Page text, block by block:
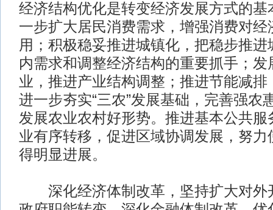
经济结构优化是转变经济发展方式的基
一步扩大居民消费需求，增强消费对经
用；积极稳妥推进城镇化，把稳步推
内需求和调整经济结构的重要抓手；发
业，推进产业结构调整；推进节能减排
进一步夯实“三农”发展基础，完善强农
发展农业农村好形势。推进基本公共服
业有序转移，促进区域协调发展，努力
得明显进展。
深化经济体制改革，坚持扩大对外